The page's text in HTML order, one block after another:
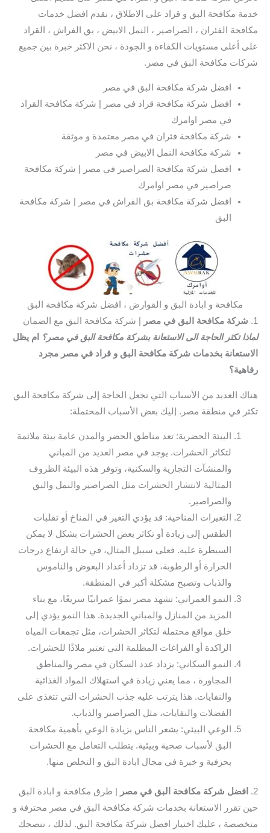
خدمة مكافحة البق و قراد على الاطلاق ، نقدم افضل خدمات
مكافحة الفئران ، الصراصير ، النمل الابيض ، بق الفراش ، القراد
على أعلى مستويات الكفاءة و الجودة ، نحن الاكثر خبرة بين جميع
شركات مكافحة البق في مصر.
افضل شركة مكافحة البق في مصر
افضل شركة مكافحة قراد في مصر | شركة مكافحة القراد
في مصر اوامرك
شركة مكافحة فئران في مصر معتمدة و موثقة
شركة مكافحة النمل الابيض في مصر
افضل شركة مكافحة الصراصير في مصر | شركة مكافحة
صراصير في مصر اوامرك
افضل شركة مكافحة بق الفراش في مصر | شركة مكافحة
البق
مكافحة و ابادة البق و القوارض ، افضل شركة مكافحة البق
1.
شركة مكافحة البق في مصر
| شركة مكافحة البق مع الضمان
لماذا تكثر الحاجة الى الاستعانة بشركة مكافحة البق في مصر؟
ام يظل
الاستعانة بخدمات شركة مكافحة البق و قراد في مصر مجرد
رفاهية؟
هناك العديد من الأسباب التي تجعل الحاجة إلى شركة مكافحة البق
تكثر في منطقة مصر. إليك بعض الأسباب المحتملة:
البيئة الحضرية: تعد مناطق الحضر والمدن عامة بيئة ملائمة
لتكاثر الحشرات. يوجد في مصر العديد من المباني
والمنشآت التجارية والسكنية، وتوفر هذه البيئة الظروف
المثالية لانتشار الحشرات مثل الصراصير والنمل والبق
والصراصير.
التغيرات المناخية: قد يؤدي التغير في المناخ أو تقلبات
الطقس إلى زيادة أو تكاثر بعض الحشرات بشكل لا يمكن
السيطرة عليه. فعلى سبيل المثال، في حالة ارتفاع درجات
الحرارة أو الرطوبة، قد تزداد أعداد البعوض والناموس
والذباب وتصبح مشكلة أكبر في المنطقة.
النمو العمراني: تشهد مصر نموًا عمرانيًا سريعًا، مع بناء
المزيد من المنازل والمباني الجديدة. هذا النمو يؤدي إلى
خلق مواقع محتملة لتكاثر الحشرات، مثل تجمعات المياه
الراكدة أو الفراغات المظلمة التي تعتبر ملاذًا للحشرات.
النمو السكاني: يزداد عدد السكان في مصر والمناطق
المجاورة ، مما يعني زيادة في استهلاك المواد الغذائية
والنفايات. هذا يترتب عليه جذب الحشرات التي تتغذى على
الفضلات والنفايات، مثل الصراصير والذباب.
الوعي البيئي: يشعر الناس بزيادة الوعي بأهمية مكافحة
البق لأسباب صحية وبيئية. يتطلب التعامل مع الحشرات
بحرفية و خبرة في مجال ابادة البق و التخلص منها.
2. افضل شركة مكافحة البق في مصر
| طرق مكافحة و ابادة البق
حين تقرر الاستعانة بخدمات شركة مكافحة البق في مصر محترفة و
متخصصة ، عليك اختيار افضل شركة مكافحة البق. لذلك ، ننصحك